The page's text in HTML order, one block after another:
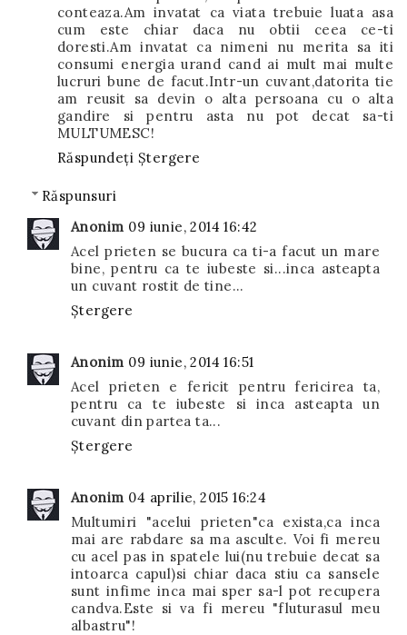
conteaza.Am invatat ca viata trebuie luata asa
cum este chiar daca nu obtii ceea ce-ti
doresti.Am invatat ca nimeni nu merita sa iti
consumi energia urand cand ai mult mai multe
lucruri bune de facut.Intr-un cuvant,datorita tie
am reusit sa devin o alta persoana cu o alta
gandire si pentru asta nu pot decat sa-ti
MULTUMESC!
Răspundeți Ștergere
Răspunsuri
Anonim 09 iunie, 2014 16:42
Acel prieten se bucura ca ti-a facut un mare
bine, pentru ca te iubeste si...inca asteapta
un cuvant rostit de tine...
Ștergere
Anonim 09 iunie, 2014 16:51
Acel prieten e fericit pentru fericirea ta,
pentru ca te iubeste si inca asteapta un
cuvant din partea ta...
Ștergere
Anonim 04 aprilie, 2015 16:24
Multumiri "acelui prieten"ca exista,ca inca
mai are rabdare sa ma asculte. Voi fi mereu
cu acel pas in spatele lui(nu trebuie decat sa
intoarca capul)si chiar daca stiu ca sansele
sunt infime inca mai sper sa-l pot recupera
candva.Este si va fi mereu "fluturasul meu
albastru"!